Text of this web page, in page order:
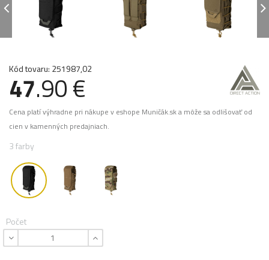
Kód tovaru: 251987,02
47.90 €
Cena platí výhradne pri nákupe v eshope Muničák.sk a môže sa odlišovať od
cien v kamenných predajniach.
3 farby
Počet